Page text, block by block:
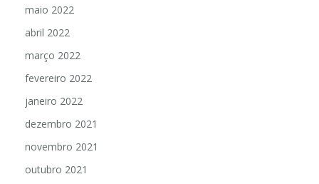
maio 2022
abril 2022
março 2022
fevereiro 2022
janeiro 2022
dezembro 2021
novembro 2021
outubro 2021